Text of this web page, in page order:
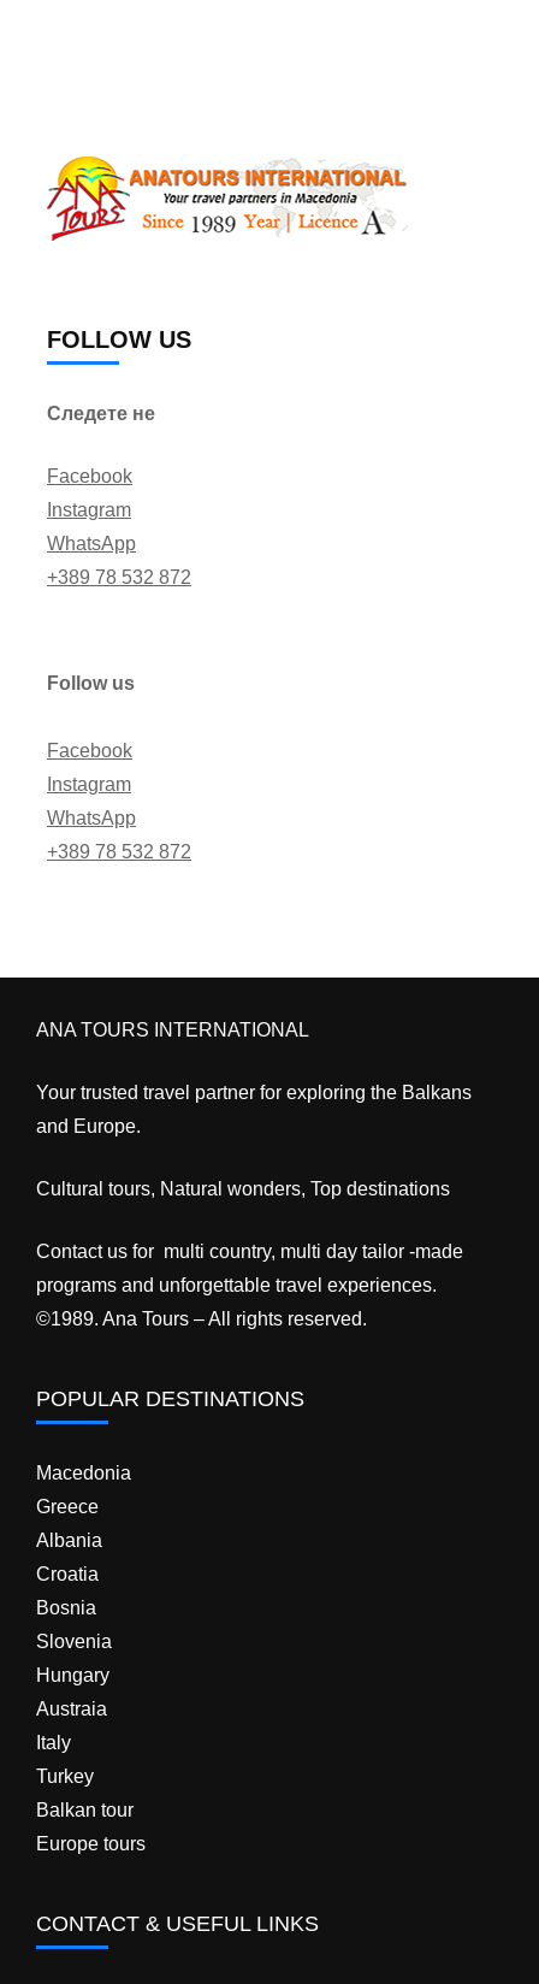
FOLLOW US
Следете не
Facebook
Instagram
WhatsApp
+389 78 532 872
Follow us
Facebook
Instagram
WhatsApp
+389 78 532 872
ANA TOURS INTERNATIONAL
Your trusted travel partner for exploring the Balkans
and Europe.
Cultural tours, Natural wonders, Top destinations
Contact us for multi country, multi day tailor -made
programs and unforgettable travel experiences.
©1989. Ana Tours – All rights reserved.
POPULAR DESTINATIONS
Macedonia
Greece
Albania
Croatia
Bosnia
Slovenia
Hungary
Austraia
Italy
Turkey
Balkan tour
Europe tours
CONTACT & USEFUL LINKS